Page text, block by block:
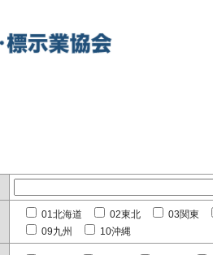
01北海道 02東北
03関東
09九州
10沖縄